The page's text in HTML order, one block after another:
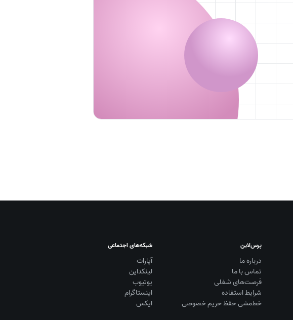
پرس‌لاین
درباره ما
تماس با ما
فرصت‌های شغلی
شرایط استفاده
خط‌مشی حفظ حریم خصوصی
شبکه‌های اجتماعی
آپارات
لینکداین
یوتیوب
اینستاگرام
ایکس